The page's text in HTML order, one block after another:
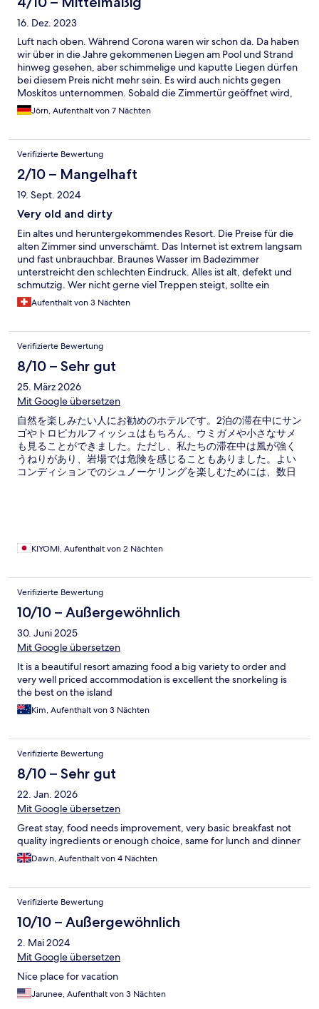
16. Dez. 2023
Luft nach oben. Während Corona waren wir schon da. Da haben
wir über in die Jahre gekommenen Liegen am Pool und Strand
hinweg gesehen, aber schimmelige und kaputte Liegen dürfen
bei diesem Preis nicht mehr sein. Es wird auch nichts gegen
Moskitos unternommen. Sobald die Zimmertür geöffnet wird,
wird man attackiert. Viel Luft nach oben. Lage ist super!
Jörn, Aufenthalt von 7 Nächten
Verifizierte Bewertung
2/10 – Mangelhaft
19. Sept. 2024
Very old and dirty
Ein altes und heruntergekommendes Resort. Die Preise für die
alten Zimmer sind unverschämt. Das Internet ist extrem langsam
und fast unbrauchbar. Braunes Wasser im Badezimmer
unterstreicht den schlechten Eindruck. Alles ist alt, defekt und
schmutzig. Wer nicht gerne viel Treppen steigt, sollte ein
anderes Hotel wählen. Keine Empfehlung!
Aufenthalt von 3 Nächten
Verifizierte Bewertung
8/10 – Sehr gut
25. März 2026
Mit Google übersetzen
自然を楽しみたい人にお勧めのホテルです。2泊の滞在中にサン
ゴやトロピカルフィッシュはもちろん、ウミガメや小さなサメ
も見ることができました。ただし、私たちの滞在中は風が強く
うねりがあり、岩場では危険を感じることもありました。よい
コンディションでのシュノーケリングを楽しむためには、数日
KIYOMI, Aufenthalt von 2 Nächten
Verifizierte Bewertung
10/10 – Außergewöhnlich
30. Juni 2025
Mit Google übersetzen
It is a beautiful resort amazing food a big variety to order and
very well priced accommodation is excellent the snorkeling is
the best on the island
Kim, Aufenthalt von 3 Nächten
Verifizierte Bewertung
8/10 – Sehr gut
22. Jan. 2026
Mit Google übersetzen
Great stay, food needs improvement, very basic breakfast not
quality ingredients or enough choice, same for lunch and dinner
Dawn, Aufenthalt von 4 Nächten
Verifizierte Bewertung
10/10 – Außergewöhnlich
2. Mai 2024
Mit Google übersetzen
Nice place for vacation
Jarunee, Aufenthalt von 3 Nächten